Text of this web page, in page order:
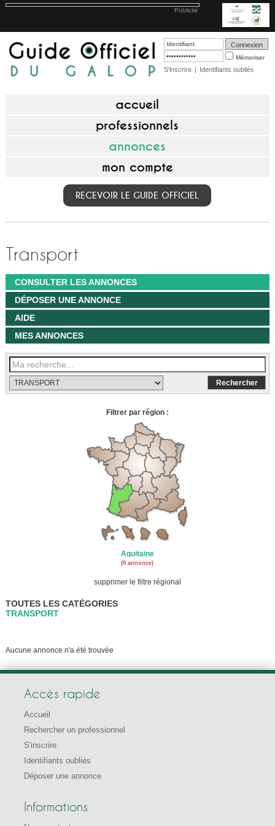
Publicité
Mémoriser
S'inscrire | Identifiants oubliés
accueil
professionnels
annonces
mon compte
RECEVOIR LE GUIDE OFFICIEL
Transport
CONSULTER LES ANNONCES
DÉPOSER UNE ANNONCE
AIDE
MES ANNONCES
Filtrer par région :
Aquitaine
(0 annonce)
supprimer le filtre régional
TOUTES LES CATÉGORIES
TRANSPORT
Aucune annonce n'a été trouvée
Accès rapide
Accueil
Rechercher un professionnel
S'inscrire
Identifiants oubliés
Déposer une annonce
Informations